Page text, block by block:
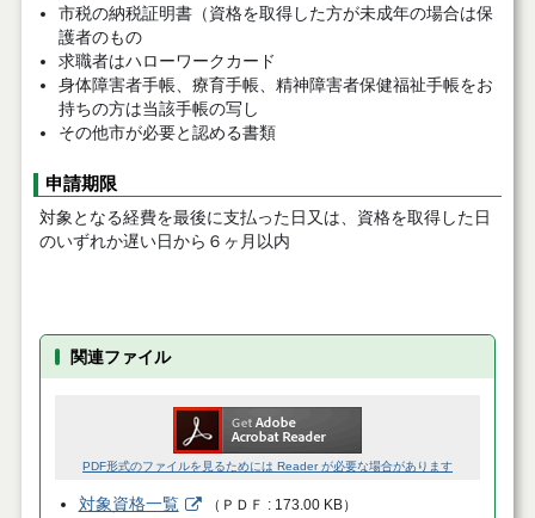
市税の納税証明書（資格を取得した方が未成年の場合は保
護者のもの
求職者はハローワークカード
身体障害者手帳、療育手帳、精神障害者保健福祉手帳をお
持ちの方は当該手帳の写し
その他市が必要と認める書類
申請期限
対象となる経費を最後に支払った日又は、資格を取得した日
のいずれか遅い日から６ヶ月以内
関連ファイル
PDF形式のファイルを見るためには Reader が必要な場合があります
対象資格一覧 （ ＰＤＦ 173.00 KB）